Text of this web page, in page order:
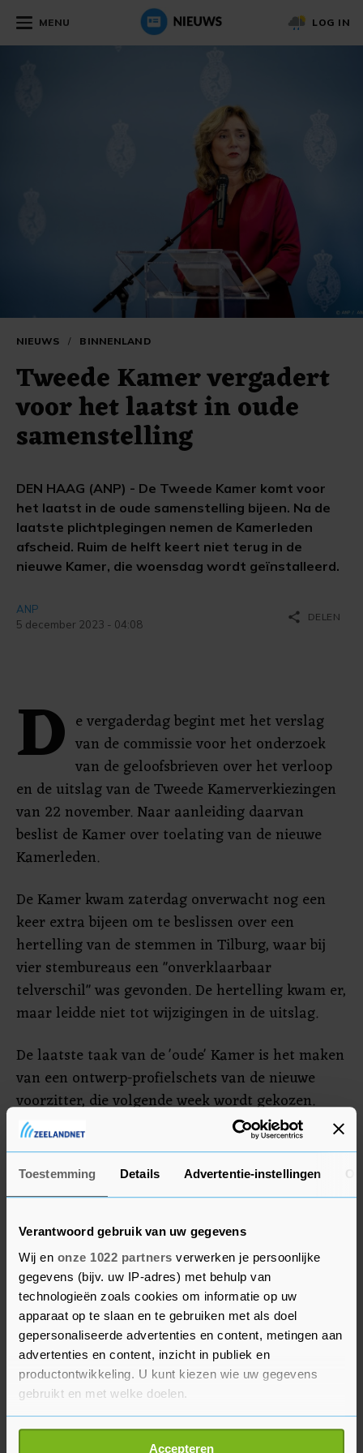
Toestemming Details Advertentie-instellingen
Verantwoord gebruik van uw gegevens
Wij en onze 1022 partners verwerken je persoonlijke
gegevens (bijv. uw IP-adres) met behulp van
technologieën zoals cookies om informatie op uw
apparaat op te slaan en te gebruiken met als doel
gepersonaliseerde advertenties en content, metingen aan
advertenties en content, inzicht in publiek en
productontwikkeling. U kunt kiezen wie uw gegevens
gebruikt en met welke doelen.
Als u het toestaat, willen we ook graag:
Accepteren
MENU LOG IN
NIEUWS / BINNENLAND
Tweede Kamer vergadert
voor het laatst in oude
samenstelling
DEN HAAG (ANP) - De Tweede Kamer komt voor
het laatst in de oude samenstelling bijeen. Na de
laatste plichtplegingen nemen de Kamerleden
afscheid. Ruim de helft keert niet terug in de
nieuwe Kamer, die woensdag wordt geïnstalleerd.
ANP
5 december 2023 - 04:08
share DELEN
D e vergaderdag begint met het verslag
van de commissie voor het onderzoek
van de geloofsbrieven over het verloop
en de uitslag van de Tweede Kamerverkiezingen
van 22 november. Naar aanleiding daarvan
beslist de Kamer over toelating van de nieuwe
Kamerleden.
De Kamer kwam zaterdag onverwacht nog een
keer extra bijeen om te beslissen over een
hertelling van de stemmen in Tilburg, waar bij
vier stembureaus een "onverklaarbaar
telverschil" was gevonden. De hertelling kwam er,
maar leidde niet tot wijzigingen in de uitslag.
De laatste taak van de 'oude' Kamer is het maken
van een ontwerp-profielschets van de nieuwe
voorzitter, die volgende week wordt gekozen.
Huidig voorzitter Vera Bergkamp was bij de
verkiezingen geen kandidaat meer voor haar
partij D66 en verlaat dus de Kamer.